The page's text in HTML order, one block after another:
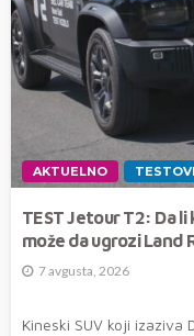
AKTUELNO TESTOVI
TEST Jetour T2: Da
može da ugrozi Land
7 avgusta, 2026
Kineski SUV koji